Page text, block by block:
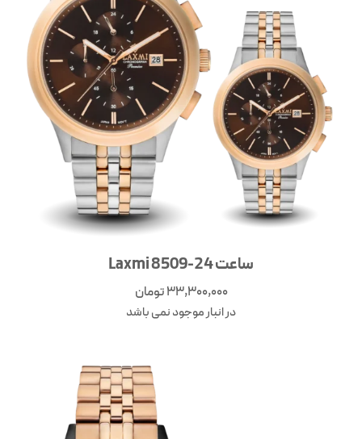
ساعت Laxmi 8509-24
33,300,000تومان
در انبار موجود نمی باشد